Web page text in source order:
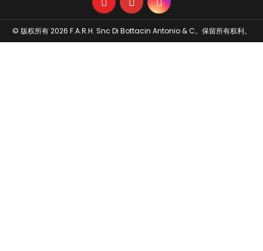
© 版权所有 2026 F.A.R.H. Snc Di Bottacin Antonio & C。保留所有权利。